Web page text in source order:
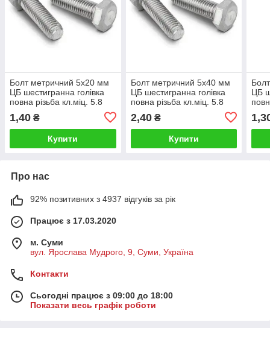
Болт метричний 5х20 мм
ЦБ шестигранна голiвка
повна рiзьба кл.міц. 5.8
1,40 ₴
Купити
Болт метричний 5х40 мм
ЦБ шестигранна голiвка
повна рiзьба кл.міц. 5.8
2,40₴
Купити
ЦБ
Про нас
92% позитивних з 4937 відгуків за рік
Працює з 17.03.2020
м. Суми
вул. Ярослава Мудрого, 9, Суми, Україна
Контакти
Сьогодні працює з 09:00 до 18:00
Показати весь графік роботи